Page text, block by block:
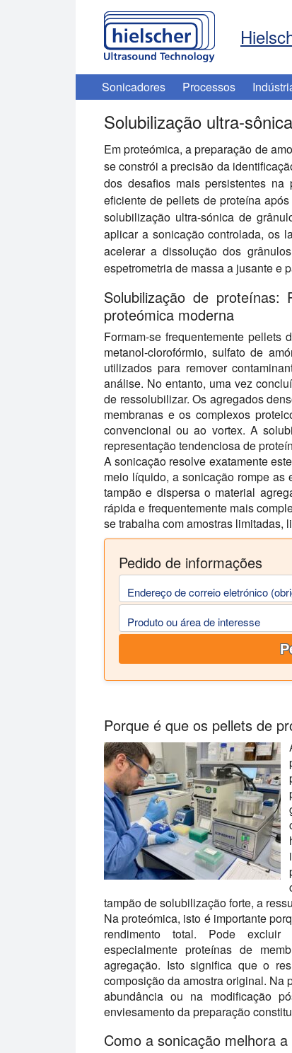
Sonicadores Processos
Solubilização ultra-
Em proteómica, a preparação de
se constrói a precisão da
dos desafios mais persistentes
eficiente de pellets de proteína
solubilização ultra-sónica de
aplicar a sonicação controlada, os
acelerar a dissolução dos
espetrometria de massa a jusante e
Solubilização de
proteómica moderna
Formam-se frequentemente pellets
metanol-clorofórmio, sulfato de
utilizados para remover
análise. No entanto, uma vez
de ressolubilizar. Os agregados
membranas e os complexos
convencional ou ao vortex. A
representação tendenciosa de
A sonicação resolve exatamente
meio líquido, a sonicação rompe as
tampão e dispersa o material
rápida e frequentemente mais
se trabalha com amostras limitadas,
Pedido de informações
Endereço de correio eletrónico
Produto ou área de interesse
Porque é que os pellets de
tampão de solubilização forte, a
Na proteómica, isto é importante
rendimento total. Pode excluir
especialmente proteínas de
agregação. Isto significa que o
composição da amostra original. Na
abundância ou na modificação
enviesamento da preparação
Como a sonicação melhora